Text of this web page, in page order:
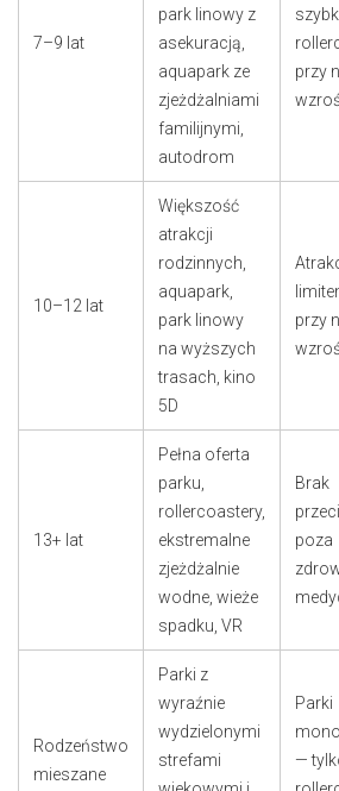
7–9 lat
park linowy z
asekuracją,
aquapark ze
zjeżdżalniami
familijnymi,
autodrom
przy
10–12 lat
Większość
atrakcji
rodzinnych,
aquapark,
park linowy
na wyższych
trasach, kino
5D
przy
13+ lat
Pełna oferta
parku,
rollercoastery,
ekstremalne
zjeżdżalnie
wodne, wieże
spadku, VR
Brak
poza
Rodzeństwo
mieszane
Parki z
wyraźnie
wydzielonymi
strefami
Parki
—